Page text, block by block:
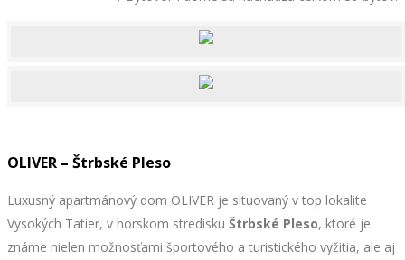
OLIVER – Štrbské Pleso
Luxusný apartmánový dom OLIVER je situovaný v top lokalite
Vysokých Tatier, v horskom stredisku Štrbské Pleso, ktoré je
známe nielen možnosťami športového a turistického vyžitia, ale aj